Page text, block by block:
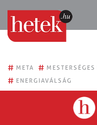
# META #
# ENERGIAVÁLSÁG